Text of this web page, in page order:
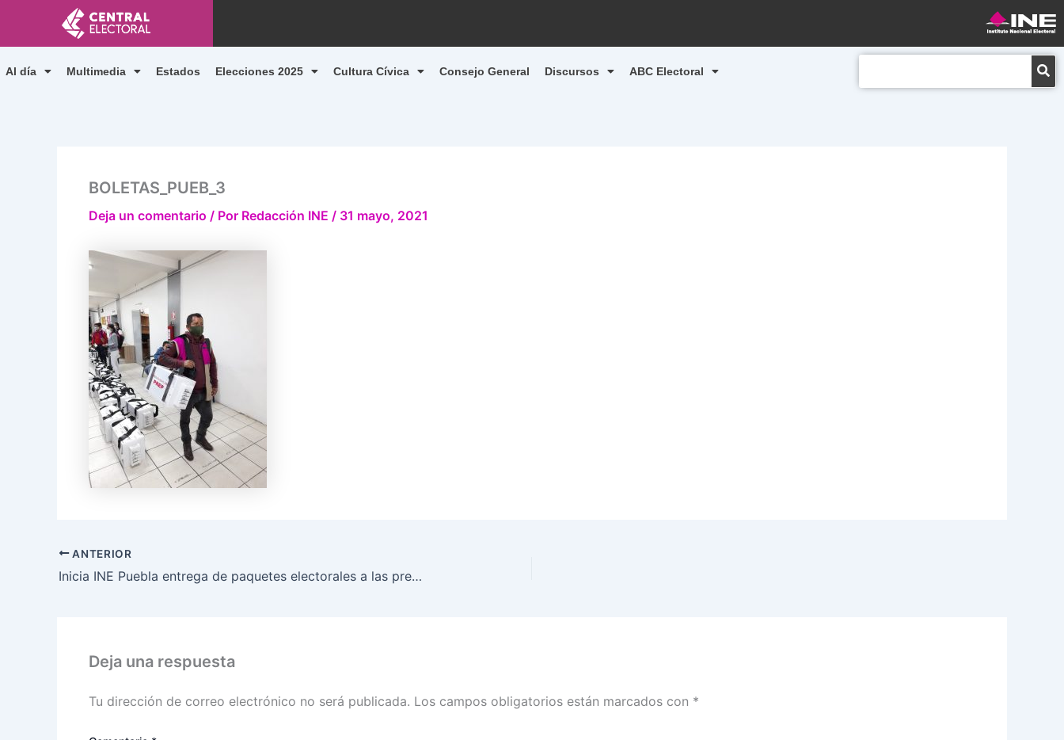
contenido
Al día Multimedia Estados Elecciones 2025 Cultura Cívica Consejo General Discursos ABC Electoral
BOLETAS_PUEB_3
Deja un comentario / Por Redacción INE / 31 mayo, 2021
ANTERIOR
Inicia INE Puebla entrega de paquetes electorales a las presidencias de las casillas
Deja una respuesta
Tu dirección de correo electrónico no será publicada. Los campos obligatorios están marcados con *